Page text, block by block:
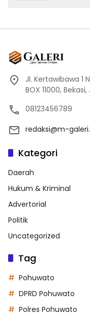
Jl. Kertawibawa 1
BOX 11000,
08123456789
redaksi@m-
Kategori
Daerah
Hukum & Kriminal
Advertorial
Politik
Uncategorized
Tag
Pohuwato
DPRD Pohuwato
Polres Pohuwato